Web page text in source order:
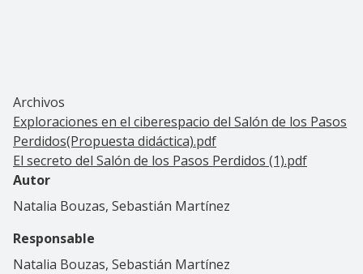
Archivos
Exploraciones en el ciberespacio del Salón de los Pasos
Perdidos(Propuesta didáctica).pdf
El secreto del Salón de los Pasos Perdidos (1).pdf
Autor
Natalia Bouzas, Sebastián Martínez
Responsable
Natalia Bouzas, Sebastián Martínez